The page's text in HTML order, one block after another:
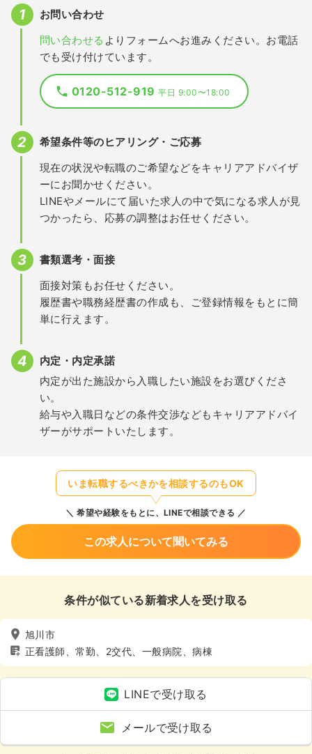
お問い合わせ
問い合わせる よりフォームへお進みください。お電話
でも受け付けています。
0120-512-919平日 9:00〜18:00
希望条件等のヒアリング・ご応募
現在の状況や転職のご希望などをキャリアアドバイザ
ーにお聞かせください。
LINEやメールにて届いた求人の中で気になる求人が見
つかったら、応募の調整はお任せください。
書類選考・面接
面接対策もお任せください。
履歴書や職務経歴書の作成も、ご登録情報をもとに簡
単に行えます。
内定・内定承諾
内定が出た施設から入職したい施設をお選びくださ
い。
給与や入職日などの条件交渉などもキャリアアドバイ
ザーがサポートいたします。
いま転職するべきかを相談するのもOK
希望や経験をもとに、LINEで相談できる
この求人について聞いてみる
条件が似ている新着求人を受け取る
旭川市
正看護師、常勤、2交代、一般病院、病棟
LINEで受け取る
メールで受け取る